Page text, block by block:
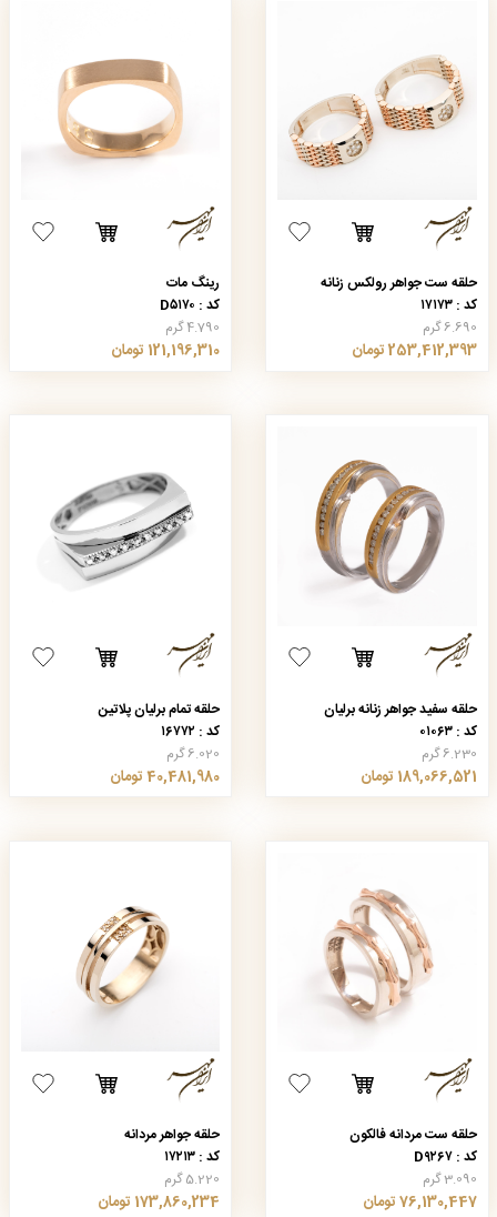
حلقه ست جواهر رولکس زنانه
کد : ۱۷۱۷۳
6.690 گرم
253,412,393 تومان
رینگ مات
کد : D۵۱۷۰
4.790 گرم
121,196,310 تومان
حلقه سفید جواهر زنانه برلیان
کد : ۰۱۰۶۳
6.230 گرم
189,066,521 تومان
حلقه تمام برلیان پلاتین
کد : ۱۶۷۷۲
6.020 گرم
40,481,980 تومان
حلقه ست مردانه فالکون
کد : D۹۲۶۷
3.090 گرم
76,130,447 تومان
حلقه جواهر مردانه
کد : ۱۷۲۱۳
5.220 گرم
173,860,234 تومان